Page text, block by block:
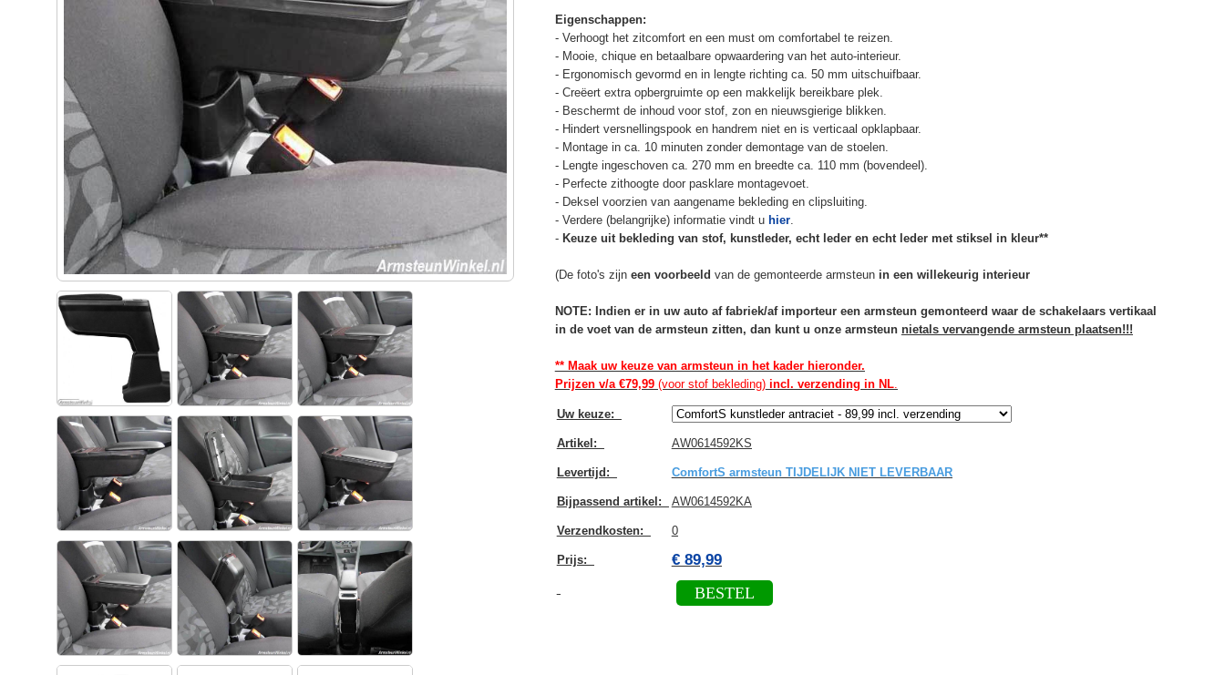
Eigenschappen:
- Verhoogt het zitcomfort en een must om comfortabel te reizen.
- Mooie, chique en betaalbare opwaardering van het auto-interieur.
- Ergonomisch gevormd en in lengte richting ca. 50 mm uitschuifbaar.
- Creëert extra opbergruimte op een makkelijk bereikbare plek.
- Beschermt de inhoud voor stof, zon en nieuwsgierige blikken.
- Hindert versnellingspook en handrem niet en is verticaal opklapbaar.
- Montage in ca. 10 minuten zonder demontage van de stoelen.
- Lengte ingeschoven ca. 270 mm en breedte ca. 110 mm (bovendeel).
- Perfecte zithoogte door pasklare montagevoet.
- Deksel voorzien van aangename bekleding en clipsluiting.
- Verdere (belangrijke) informatie vindt u hier.
- Keuze uit bekleding van stof, kunstleder, echt leder en echt leder met stiksel in kleur**
(De foto's zijn een voorbeeld van de gemonteerde armsteun in een willekeurig interieur
NOTE: Indien er in uw auto af fabriek/af importeur een armsteun gemonteerd waar de schakelaars vertikaal
in de voet van de armsteun zitten, dan kunt u onze armsteun nietals vervangende armsteun plaatsen!!!
** Maak uw keuze van armsteun in het kader hieronder.
Prijzen v/a €79,99(voor stof bekleding)incl. verzending in NL.
Uw keuze:
Artikel : AW0614592KS
Levertijd : ComfortS armsteun TIJDELIJK NIET LEVERBAAR
Bijpassend artikel : AW0614592KA
Verzendkosten: 0
Prijs: € 89,99
BESTEL